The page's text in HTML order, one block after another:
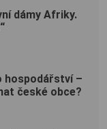
dámy Afriky.
hospodářství –
české obce?